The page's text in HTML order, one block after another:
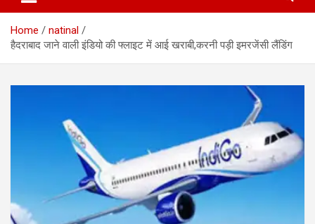
Home
natinal
हैदराबाद जाने वाली इंडियो की फ्लाइट में आई खराबी,करनी पड़ी इमरजेंसी लैंडिंग